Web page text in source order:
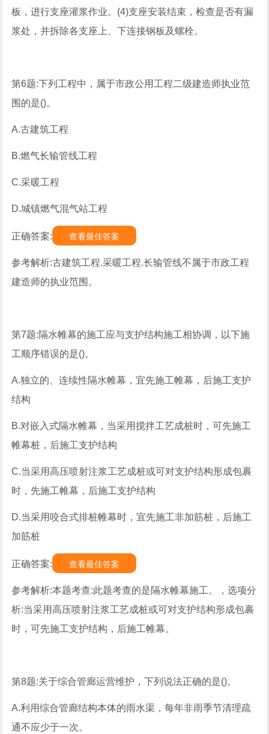
板，进行支座灌浆作业。(4)支座安装结束，检查是否有漏
浆处，并拆除各支座上、下连接钢板及螺栓。
第6题:下列工程中，属于市政公用工程二级建造师执业范
围的是()。
A.古建筑工程
B.燃气长输管线工程
C.采暖工程
D.城镇燃气混气站工程
正确答案: 查看最佳答案
参考解析:古建筑工程.采暖工程.长输管线不属于市政工程
建造师的执业范围。
第7题:隔水帷幕的施工应与支护结构施工相协调，以下施
工顺序错误的是()。
A.独立的、连续性隔水帷幕，宜先施工帷幕，后施工支护
结构
B.对嵌入式隔水帷幕，当采用搅拌工艺成桩时，可先施工
帷幕桩，后施工支护结构
C.当采用高压喷射注浆工艺成桩或可对支护结构形成包裹
时，先施工帷幕，后施工支护结构
D.当采用咬合式排桩帷幕时，宜先施工非加筋桩，后施工
加筋桩
正确答案: 查看最佳答案
参考解析:本题考查:此题考查的是隔水帷幕施工。，选项分
析:当采用高压喷射注浆工艺成桩或可对支护结构形成包裹
时，可先施工支护结构，后施工帷幕。
第8题:关于综合管廊运营维护，下列说法正确的是()。
A.利用综合管廊结构本体的雨水渠，每年非雨季节清理疏
通不应少于一次。